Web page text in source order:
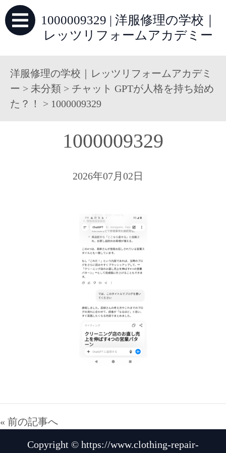
1000009329 | 洋服修理の学校｜
レッツリフォームアカデミー
洋服修理の学校｜レッツリフォームアカデミ
ー > 未分類 > チャット GPTが人格を持ち始め
た？！
> 1000009329
1000009329
2026年07月02日
« 前の記事へ
Copyright © https://www.clothing-repair-